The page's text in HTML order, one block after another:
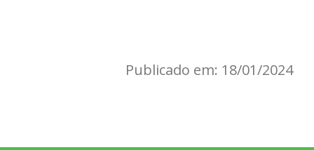
Publicado em: 18/01/2024